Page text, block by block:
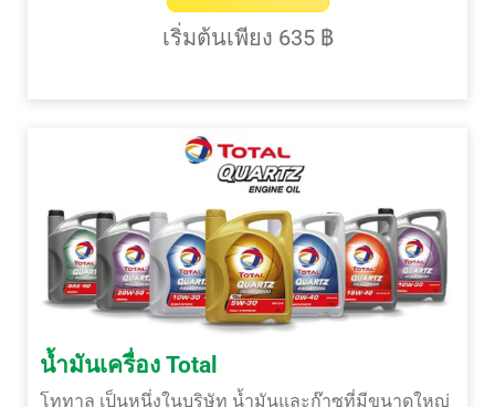
เริ่มต้นเพียง 635 ฿
น้ำมันเครื่อง Total
โททาล เป็นหนึ่งในบริษัท น้ำมันและก๊าซที่มีขนาดใหญ่